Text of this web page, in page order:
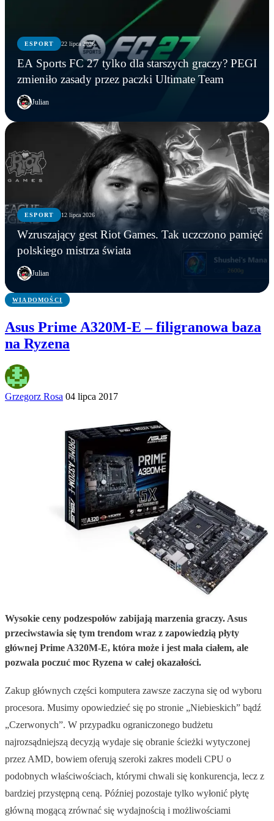
ESPORT 22 lipca 2026
EA Sports FC 27 tylko dla starszych graczy? PEGI
zmieniło zasady przez paczki Ultimate Team
Julian
ESPORT 12 lipca 2026
Wzruszający gest Riot Games. Tak uczczono pamięć
polskiego mistrza świata
Julian
COUNTER-STRIKE
Janusz Korwin-Mikke sprawdzi swój refleks w
Counter-Strike 2. Zagra z widzami na żywo już w
piątek!
ESPORT
EA Sports FC 27 tylko dla starszych graczy? PEGI
zmieniło zasady przez paczki Ultimate Team
ESPORT
Wzruszający gest Riot Games. Tak uczczono
pamięć polskiego mistrza świata
WIADOMOŚCI
Asus Prime A320M-E – filigranowa baza
na Ryzena
Grzegorz Rosa 04 lipca 2017
Wysokie ceny podzespołów zabijają marzenia graczy. Asus
przeciwstawia się tym trendom wraz z zapowiedzią płyty
głównej Prime A320M-E, która może i jest mała ciałem, ale
pozwala poczuć moc Ryzena w całej okazałości.
Zakup głównych części komputera zawsze zaczyna się od wyboru
procesora. Musimy opowiedzieć się po stronie „Niebieskich” bądź
„Czerwonych”. W przypadku ograniczonego budżetu
najrozsądniejszą decyzją wydaje się obranie ścieżki wytyczonej
przez AMD, bowiem oferują szeroki zakres modeli CPU o
podobnych właściwościach, którymi chwali się konkurencja, lecz z
bardziej przystępną ceną. Później pozostaje tylko wyłonić płytę
główną mogącą zrównać się wydajnością i możliwościami